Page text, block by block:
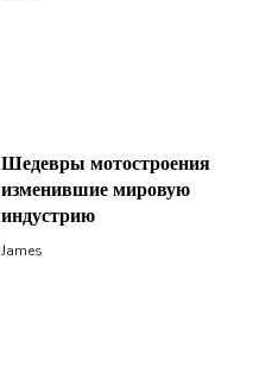
Шедевры мотостроения
изменившие мировую
индустрию
James